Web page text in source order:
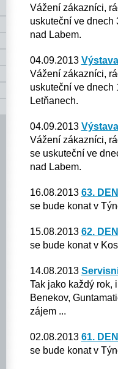
Vážení zákazníci,
uskuteční ve dnech
nad Labem.
04.09.2013
Vážení zákazníci,
uskuteční ve dnech
Letňanech.
04.09.2013
Vážení zákazníci,
se uskuteční ve
nad Labem.
16.08.2013 63.
se bude konat v
15.08.2013 62.
se bude konat v
14.08.2013
Tak jako každý rok,
Benekov,
zájem ...
02.08.2013 61.
se bude konat v